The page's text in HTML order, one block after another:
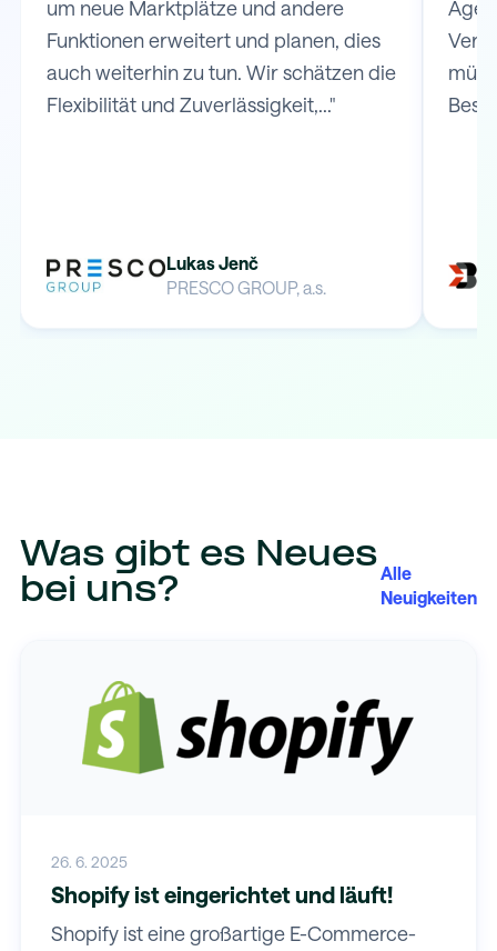
um neue Marktplätze und andere
Funktionen erweitert und planen, dies
auch weiterhin zu tun. Wir schätzen die
Flexibilität und Zuverlässigkeit,..."
Lukas Jenč
PRESCO GROUP, a.s.
Was gibt es Neues
bei uns?
Alle
Neuigkeiten
26. 6. 2025
Shopify ist eingerichtet und läuft!
Shopify ist eine großartige E-Commerce-